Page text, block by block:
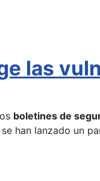
las
boletines de
han lanzado un